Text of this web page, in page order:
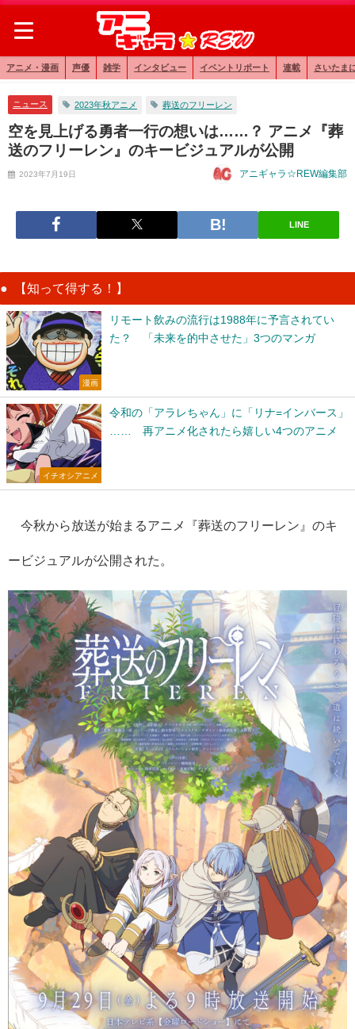
アニメ・漫画 声優 雑学 インタビュー イベントリポート 連載 さいたま
ニュース 2023年秋アニメ 葬送のフリーレン
空を見上げる勇者一行の想いは……？ アニメ『葬
送のフリーレン』のキービジュアルが公開
2023年7月19日 アニギャラ☆REW編集部
LINE
【知って得する！】
漫画
リモート飲みの流行は1988年に予言されてい
た？ 「未来を的中させた」3つのマンガ
イチオシアニメ
令和の「アラレちゃん」に「リナ=インバース」
…… 再アニメ化されたら嬉しい4つのアニメ
今秋から放送が始まるアニメ『葬送のフリーレン』のキ
ービジュアルが公開された。